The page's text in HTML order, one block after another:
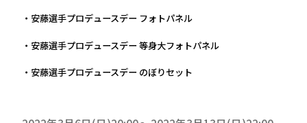
・安藤選手プロデュースデー フォトパネル
・安藤選手プロデュースデー 等身大フォトパネル
・安藤選手プロデュースデー のぼりセット